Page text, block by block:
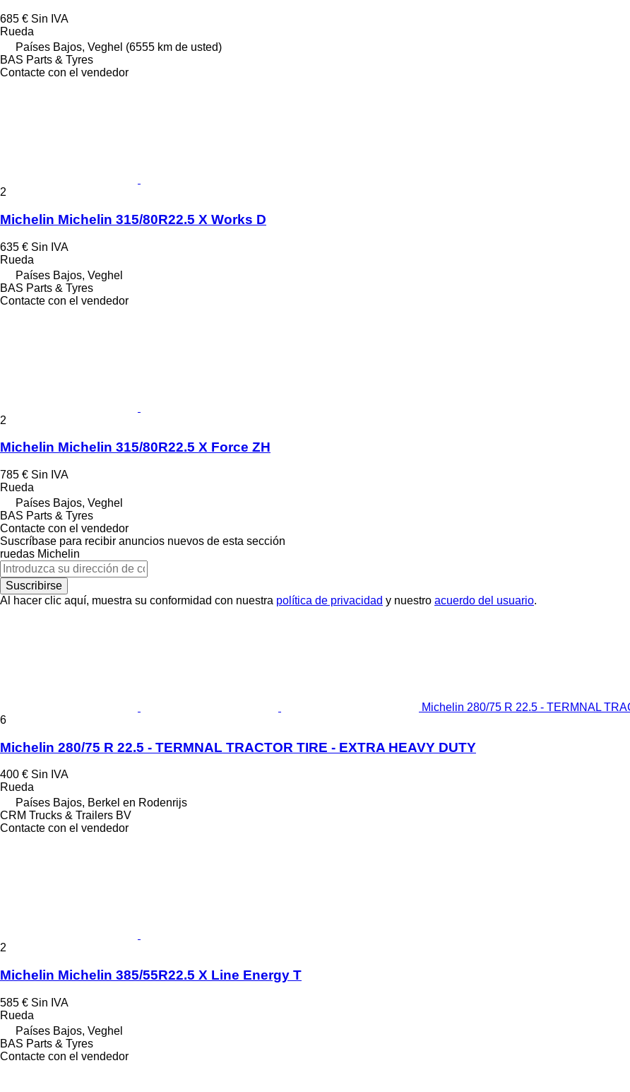
685 € Sin IVA
Rueda
Países Bajos, Veghel (6555 km de usted)
BAS Parts & Tyres
Contacte con el vendedor
2
Michelin Michelin 315/80R22.5 X Works D
635 € Sin IVA
Rueda
Países Bajos, Veghel
BAS Parts & Tyres
Contacte con el vendedor
2
Michelin Michelin 315/80R22.5 X Force ZH
785 € Sin IVA
Rueda
Países Bajos, Veghel
BAS Parts & Tyres
Contacte con el vendedor
Suscríbase para recibir anuncios nuevos de esta sección
ruedas Michelin
Suscribirse
Al hacer clic aquí, muestra su conformidad con nuestra política de privacidad y nuestro acuerdo del usuario.
Michelin 280/75 R 22.5 - TERMNAL
6
Michelin 280/75 R 22.5 - TERMNAL TRACTOR TIRE - EXTRA HEAVY DUTY
400 € Sin IVA
Rueda
Países Bajos, Berkel en Rodenrijs
CRM Trucks & Trailers BV
Contacte con el vendedor
2
Michelin Michelin 385/55R22.5 X Line Energy T
585 € Sin IVA
Rueda
Países Bajos, Veghel
BAS Parts & Tyres
Contacte con el vendedor